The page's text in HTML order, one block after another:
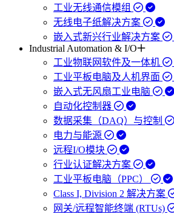
工业无线通信模组
无线电子纸解决方案
嵌入式新兴行业解决方案
Industrial Automation & I/O
工业物联网软件及一体机
工业平板电脑及人机界面
嵌入式无风扇工业电脑
自动化控制器
数据采集（DAQ）与控制
电力与能源
远程I/O模块
行业认证解决方案
工业平板电脑（PPC）
Class I, Division 2 解决方案
网关/远程智能终端 (RTUs)